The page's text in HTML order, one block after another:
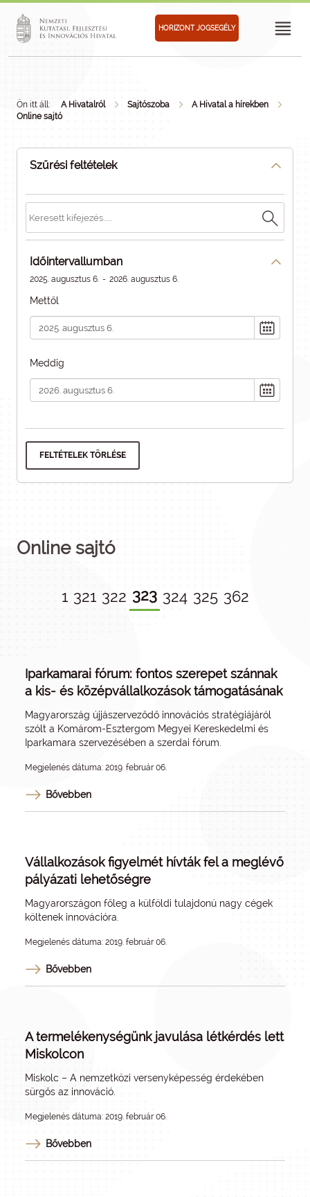
HORIZONT JOGSEGÉLY
Ön itt áll: A Hivatalról Sajtószoba
A Hivatal a hírekben
Online sajtó
Szűrési feltételek
Időintervallumban
2025. augusztus 6. - 2026. augusztus 6.
Mettől
Meddig
FELTÉTELEK TÖRLÉSE
Online sajtó
1 321 322 323 324 325 362
Iparkamarai fórum: fontos szerepet szánnak
a kis- és középvállalkozások támogatásának
Magyarország újjászerveződő innovációs stratégiájáról
szólt a Komárom-Esztergom Megyei Kereskedelmi és
Iparkamara szervezésében a szerdai fórum.
Megjelenés dátuma: 2019. február 06.
Bővebben
Vállalkozások figyelmét hívták fel a meglévő
pályázati lehetőségre
Magyarországon főleg a külföldi tulajdonú nagy cégek
költenek innovációra.
Megjelenés dátuma: 2019. február 06.
Bővebben
A termelékenységünk javulása létkérdés lett
Miskolcon
Miskolc – A nemzetközi versenyképesség érdekében
sürgős az innováció.
Megjelenés dátuma: 2019. február 06.
Bővebben